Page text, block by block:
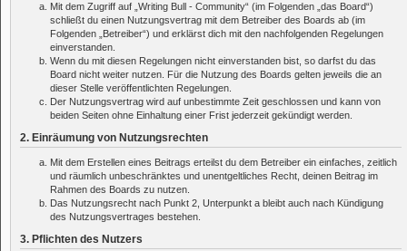
Mit dem Zugriff auf „Writing Bull - Community“ (im Folgenden „das Board“)
schließt du einen Nutzungsvertrag mit dem Betreiber des Boards ab (im
Folgenden „Betreiber“) und erklärst dich mit den nachfolgenden Regelungen
einverstanden.
Wenn du mit diesen Regelungen nicht einverstanden bist, so darfst du das
Board nicht weiter nutzen. Für die Nutzung des Boards gelten jeweils die an
dieser Stelle veröffentlichten Regelungen.
Der Nutzungsvertrag wird auf unbestimmte Zeit geschlossen und kann von
beiden Seiten ohne Einhaltung einer Frist jederzeit gekündigt werden.
2. Einräumung von Nutzungsrechten
Mit dem Erstellen eines Beitrags erteilst du dem Betreiber ein einfaches, zeitlich
und räumlich unbeschränktes und unentgeltliches Recht, deinen Beitrag im
Rahmen des Boards zu nutzen.
Das Nutzungsrecht nach Punkt 2, Unterpunkt a bleibt auch nach Kündigung
des Nutzungsvertrages bestehen.
3. Pflichten des Nutzers